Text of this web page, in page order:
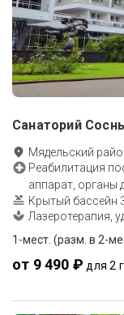
Санаторий
Мядельский
Реабилитация
аппарат, органы
Крытый бассейн
Лазеротерапия,
1-мест. (разм. в 2-
от 9 490 ₽ для 2